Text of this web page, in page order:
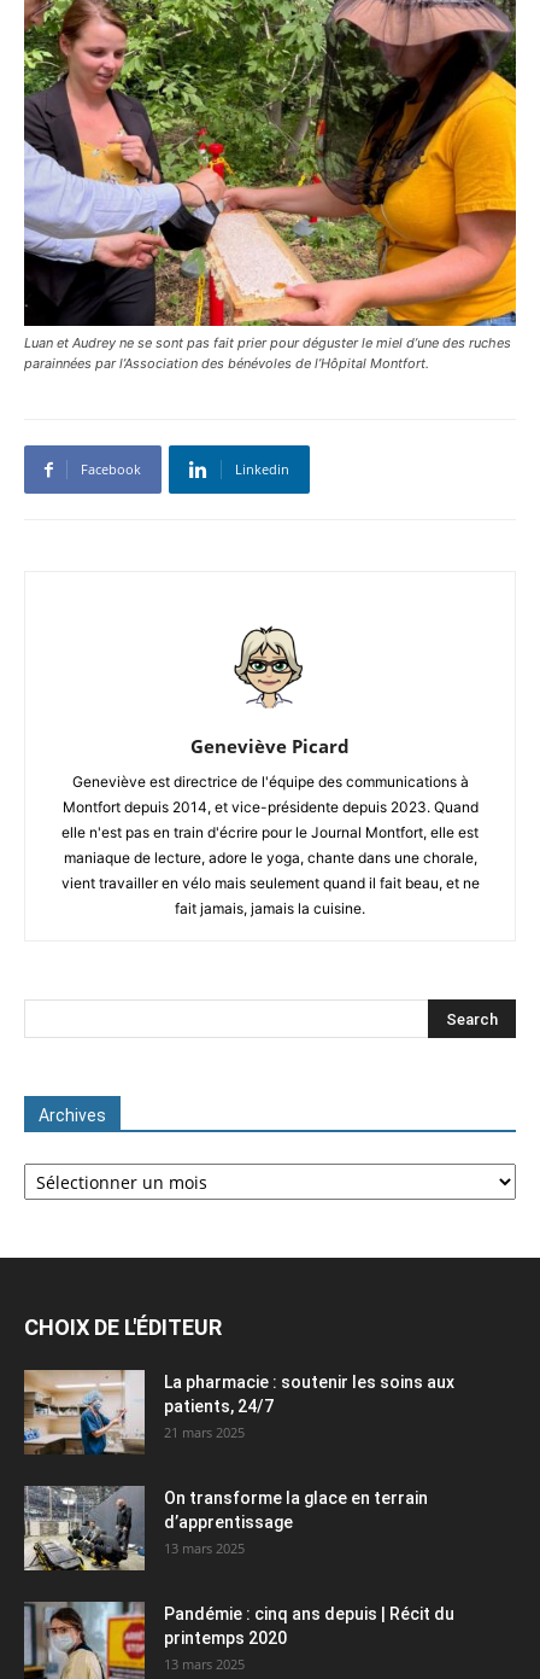
Luan et Audrey ne se sont pas fait prier pour déguster le miel d’une des ruches
parainnées par l’Association des bénévoles de l’Hôpital Montfort.
Facebook Linkedin
Geneviève Picard
Geneviève est directrice de l'équipe des communications à
Montfort depuis 2014, et vice-présidente depuis 2023. Quand
elle n'est pas en train d'écrire pour le Journal Montfort, elle est
maniaque de lecture, adore le yoga, chante dans une chorale,
vient travailler en vélo mais seulement quand il fait beau, et ne
fait jamais, jamais la cuisine.
Archives
Archives
CHOIX DE L'ÉDITEUR
La pharmacie : soutenir les soins aux
patients, 24/7
21 mars 2025
On transforme la glace en terrain
d’apprentissage
13 mars 2025
Pandémie : cinq ans depuis | Récit du
printemps 2020
13 mars 2025